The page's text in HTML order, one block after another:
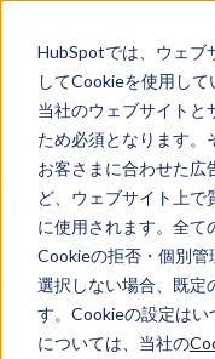
HubSpotでは、ウェブ
してCookieを使用して
当社のウェブサイトと
ため必須となります。
お客さまに合わせた広
ど、ウェブサイト上で
に使用されます。全て
Cookieの拒否・個別
選択しない場合、既定
す。Cookieの設定は
については、当社の
セキュ
プライ
管理・統
ビジネスは信頼の上に
HubSpotが選ばれてい